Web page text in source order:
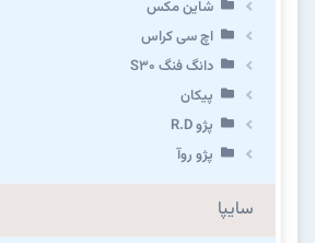
شاین مکس
اچ سی کراس
دانگ فنگ S30
پیکان
پژو R.D
پژو روآ
سایپا